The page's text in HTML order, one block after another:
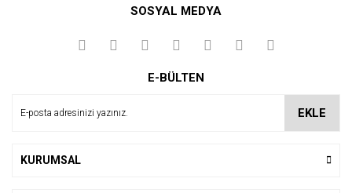
SOSYAL MEDYA
E-BÜLTEN
EKLE
KURUMSAL